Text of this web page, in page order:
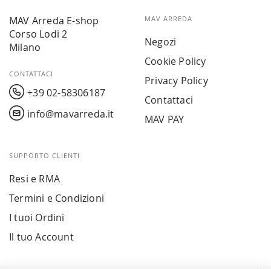
MAV Arreda E-shop
Corso Lodi 2
Milano
CONTATTACI
+39 02-58306187
info@mavarreda.it
MAV ARREDA
Negozi
Cookie Policy
Privacy Policy
Contattaci
MAV PAY
SUPPORTO CLIENTI
Resi e RMA
Termini e Condizioni
I tuoi Ordini
Il tuo Account